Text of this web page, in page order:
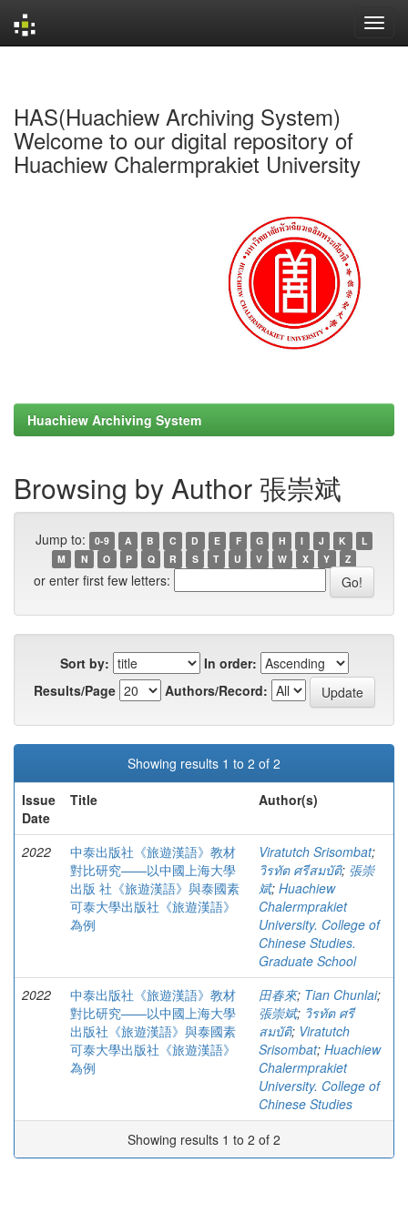
HAS(Huachiew Archiving System)
Welcome to our digital repository of
Huachiew Chalermprakiet University
Huachiew Archiving System
Browsing by Author 張崇斌
Jump to: 0-9 A B C D E F G H I J K
L
M
N O P Q R S T U V W X Y Z
or enter first few letters:
Sort by:
In order:
Results/Page
Authors/Record:
Showing results 1 to 2 of 2
Issue
Date
Title Author(s)
2022
中泰出版社《旅遊漢語》教材
對比研究——以中國上海大學
出版 社《旅遊漢語》與泰國素
可泰大學出版社《旅遊漢語》
為例
Viratutch Srisombat;
วิรทัต ศรีสมบัติ; 張崇
斌; Huachiew
Chalermprakiet
University. College of
Chinese Studies.
Graduate School
2022
中泰出版社《旅遊漢語》教材
對比研究——以中國上海大學
出版社《旅遊漢語》與泰國素
可泰大學出版社《旅遊漢語》
為例
田春來; Tian Chunlai;
張崇斌; วิรทัต ศรี
สมบัติ; Viratutch
Srisombat; Huachiew
Chalermprakiet
University. College of
Chinese Studies
Showing results 1 to 2 of 2